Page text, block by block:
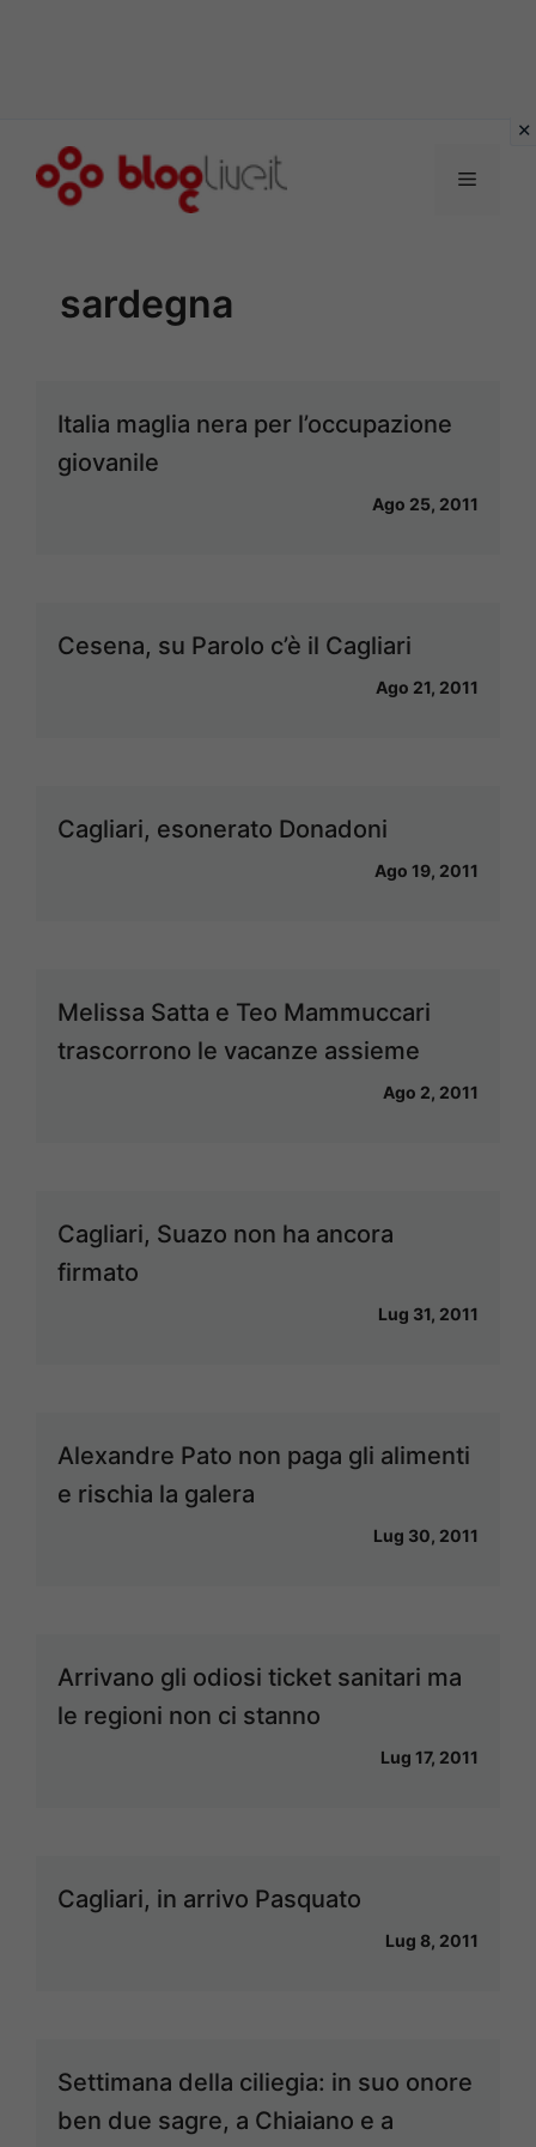
Menu
sardegna
Italia maglia nera per l’occupazione
giovanile
Ago 25, 2011
Cesena, su Parolo c’è il Cagliari
Ago 21, 2011
Cagliari, esonerato Donadoni
Ago 19, 2011
Melissa Satta e Teo Mammuccari
trascorrono le vacanze assieme
Ago 2, 2011
Cagliari, Suazo non ha ancora
firmato
Lug 31, 2011
Alexandre Pato non paga gli alimenti
e rischia la galera
Lug 30, 2011
Arrivano gli odiosi ticket sanitari ma
le regioni non ci stanno
Lug 17, 2011
Cagliari, in arrivo Pasquato
Lug 8, 2011
Settimana della ciliegia: in suo onore
ben due sagre, a Chiaiano e a